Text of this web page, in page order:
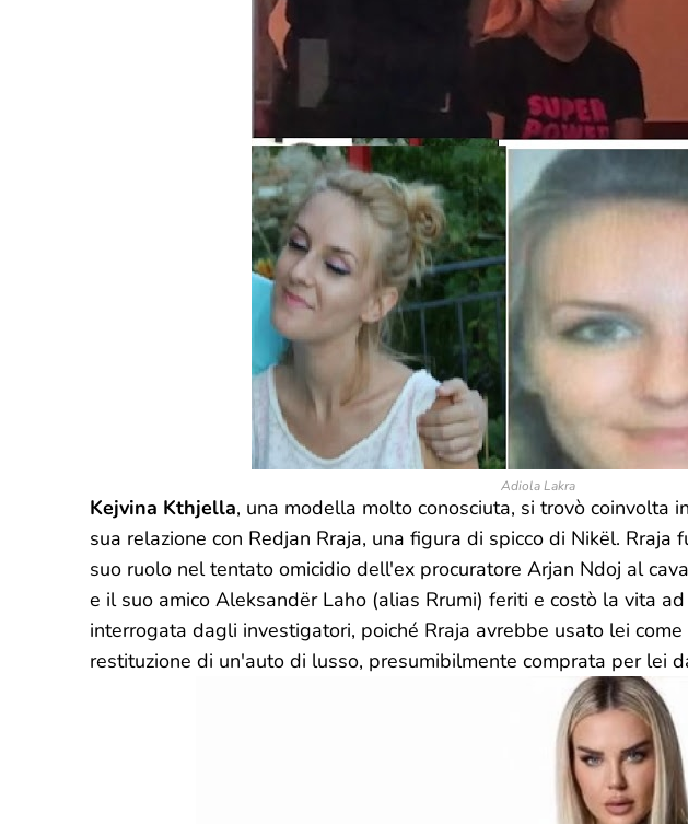
Adiola Lakra
Kejvina Kthjella, una modella molto conosciuta, si trovò coinvolta
sua relazione con Redjan Rraja, una figura di spicco di Nikël.
suo ruolo nel tentato omicidio dell'ex procuratore Arjan Ndoj al
e il suo amico Aleksandër Laho (alias Rrumi) feriti e costò la vita
interrogata dagli investigatori, poiché Rraja avrebbe usato lei
restituzione di un'auto di lusso, presumibilmente comprata per lei